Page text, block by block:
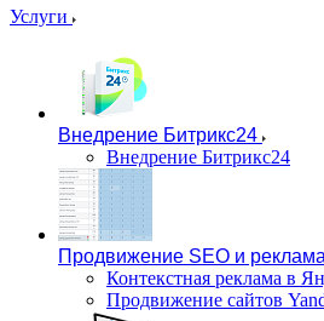
Услуги
Внедрение Битрикс24
Внедрение Битрикс24
Продвижение SEO и
Контекстная реклама в
Продвижение сайтов